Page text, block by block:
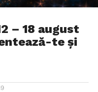
– 18 august
te și